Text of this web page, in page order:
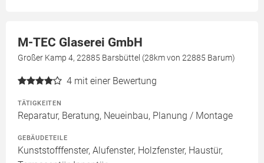
M-TEC Glaserei GmbH
Großer Kamp 4, 22885 Barsbüttel (28km von 22885 Barum)
4 mit einer Bewertung
TÄTIGKEITEN
Reparatur, Beratung, Neueinbau, Planung / Montage
GEBÄUDETEILE
Kunststofffenster, Alufenster, Holzfenster, Haustür,